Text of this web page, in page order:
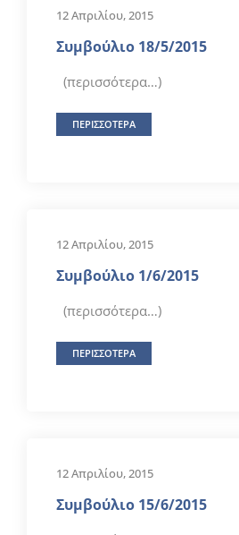
12 Απριλίου, 2015
Συμβούλιο 18/5/2015
(περισσότερα…)
ΠΕΡΙΣΣΟΤΕΡΑ
12 Απριλίου, 2015
Συμβούλιο 1/6/2015
(περισσότερα…)
ΠΕΡΙΣΣΟΤΕΡΑ
12 Απριλίου, 2015
Συμβούλιο 15/6/2015